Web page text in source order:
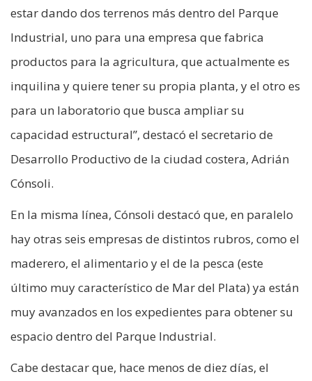
estar dando dos terrenos más dentro del Parque
Industrial, uno para una empresa que fabrica
productos para la agricultura, que actualmente es
inquilina y quiere tener su propia planta, y el otro es
para un laboratorio que busca ampliar su
capacidad estructural”, destacó el secretario de
Desarrollo Productivo de la ciudad costera, Adrián
Cónsoli.
En la misma línea, Cónsoli destacó que, en paralelo
hay otras seis empresas de distintos rubros, como el
maderero, el alimentario y el de la pesca (este
último muy característico de Mar del Plata) ya están
muy avanzados en los expedientes para obtener su
espacio dentro del Parque Industrial.
Cabe destacar que, hace menos de diez días, el